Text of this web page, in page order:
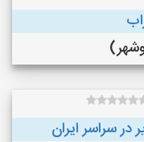
سراسر ایران